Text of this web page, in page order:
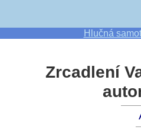
Hlučná
Zrcadlení